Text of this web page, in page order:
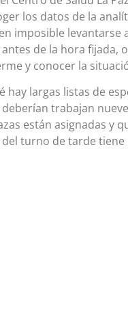
los datos de la
imposible levantarse
de la hora
y conocer la
hay largas listas de
trabajan
están asignadas y
turno de tarde